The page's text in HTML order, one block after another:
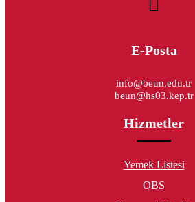
E-Posta
info@beun.edu.tr
beun@hs03.kep.tr
Hizmetler
Yemek Listesi
OBS